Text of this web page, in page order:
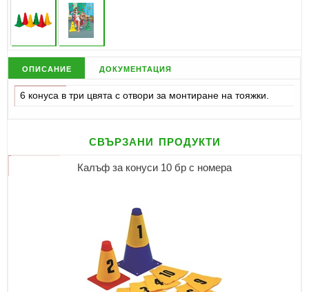
описание документация
6 конуса в три цвята с отвори за монтиране на тояжки.
свързани продукти
Калъф за конуси 10 бр с номера